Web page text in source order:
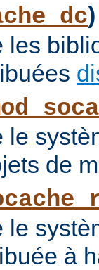
)
les
le
de
le
à